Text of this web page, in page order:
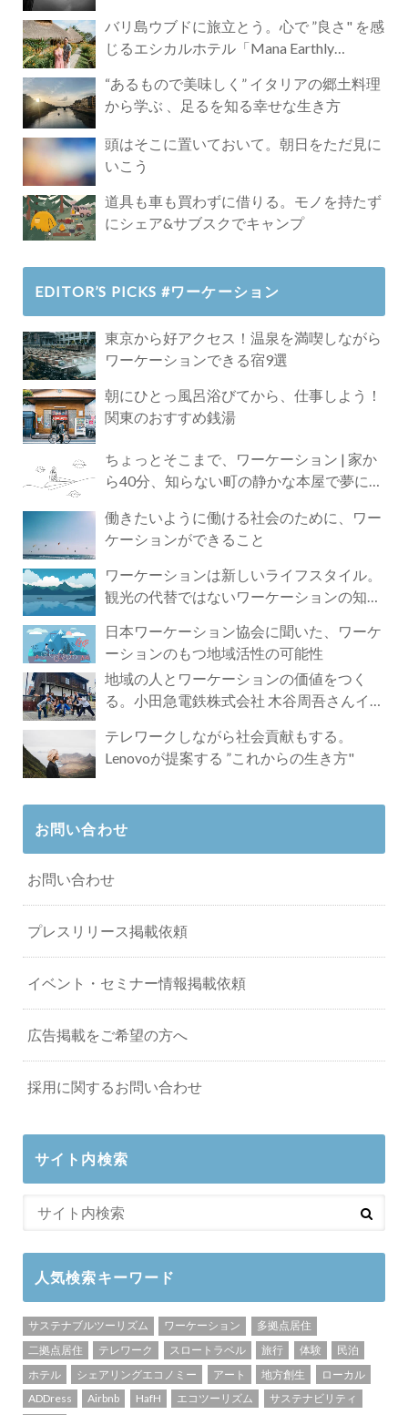
バリ島ウブドに旅立とう。心で ”良さ" を感
じるエシカルホテル「Mana Earthly
“あるもので美味しく” イタリアの郷土料理
から学ぶ 、足るを知る幸せな生き方
頭はそこに置いておいて。朝日をただ見に
いこう
道具も車も買わずに借りる。モノを持たず
にシェア&サブスクでキャンプ
EDITOR’S PICKS #ワーケーション
東京から好アクセス！温泉を満喫しながら
ワーケーションできる宿9選
朝にひとっ風呂浴びてから、仕事しよう！
関東のおすすめ銭湯
ちょっとそこまで、ワーケーション | 家か
ら40分、知らない町の静かな本屋で夢に近
働きたいように働ける社会のために、ワー
ケーションができること
ワーケーションは新しいライフスタイル。
観光の代替ではないワーケーションの知ら
日本ワーケーション協会に聞いた、ワーケ
ーションのもつ地域活性の可能性
地域の人とワーケーションの価値をつく
る。小田急電鉄株式会社 木谷周吾さんイン
テレワークしながら社会貢献もする。
Lenovoが提案する ”これからの生き方"
お問い合わせ
お問い合わせ
プレスリリース掲載依頼
イベント・セミナー情報掲載依頼
広告掲載をご希望の方へ
採用に関するお問い合わせ
サイト内検索
人気検索キーワード
サステナブルツーリズム ワーケーション
多拠点居住
二拠点居住
テレワーク スロートラベル 旅行 体験
民泊
ホテル
シェアリングエコノミー アート 地方創生
ローカル
ADDress
Airbnb HafH エコツーリズム サステナビリティ